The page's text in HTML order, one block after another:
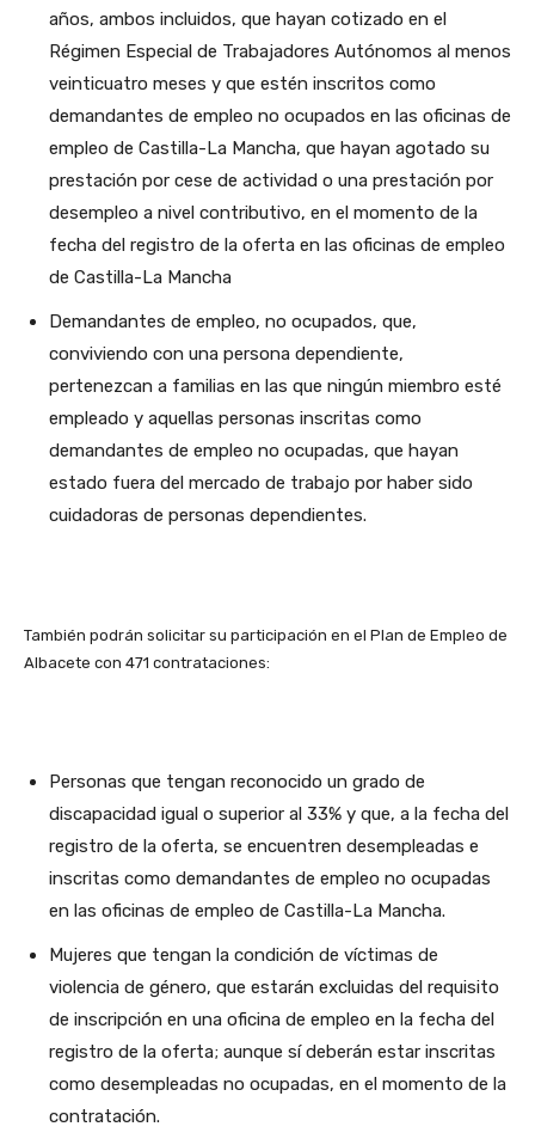
años, ambos incluidos, que hayan cotizado en el
Régimen Especial de Trabajadores Autónomos al menos
veinticuatro meses y que estén inscritos como
demandantes de empleo no ocupados en las oficinas de
empleo de Castilla-La Mancha, que hayan agotado su
prestación por cese de actividad o una prestación por
desempleo a nivel contributivo, en el momento de la
fecha del registro de la oferta en las oficinas de empleo
de Castilla-La Mancha
Demandantes de empleo, no ocupados, que,
conviviendo con una persona dependiente,
pertenezcan a familias en las que ningún miembro esté
empleado y aquellas personas inscritas como
demandantes de empleo no ocupadas, que hayan
estado fuera del mercado de trabajo por haber sido
cuidadoras de personas dependientes.
También podrán solicitar su participación en el Plan de Empleo de
Albacete con 471 contrataciones:
Personas que tengan reconocido un grado de
discapacidad igual o superior al 33% y que, a la fecha del
registro de la oferta, se encuentren desempleadas e
inscritas como demandantes de empleo no ocupadas
en las oficinas de empleo de Castilla-La Mancha.
Mujeres que tengan la condición de víctimas de
violencia de género, que estarán excluidas del requisito
de inscripción en una oficina de empleo en la fecha del
registro de la oferta; aunque sí deberán estar inscritas
como desempleadas no ocupadas, en el momento de la
contratación.